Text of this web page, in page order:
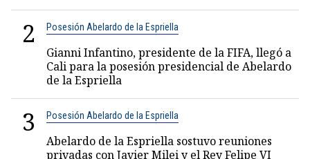
2 Posesión Abelardo de la Espriella
Gianni Infantino, presidente de la FIFA, llegó a
Cali para la posesión presidencial de Abelardo
de la Espriella
3 Posesión Abelardo de la Espriella
Abelardo de la Espriella sostuvo reuniones
privadas con Javier Milei y el Rey Felipe VI